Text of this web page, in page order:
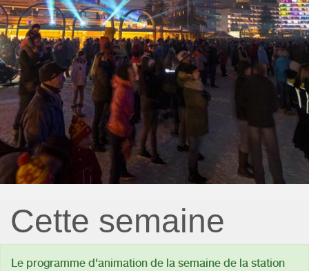
Cette semaine
Le programme d'animation de la semaine de la station